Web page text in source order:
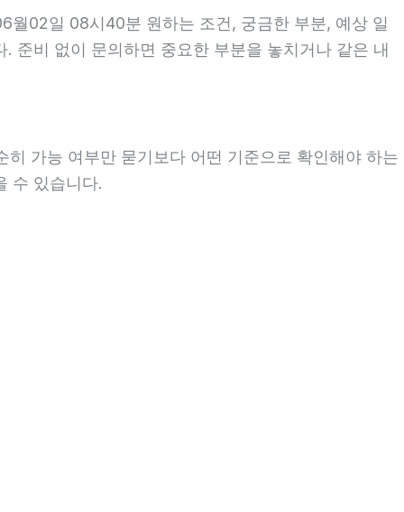
월02일 08시40분 원하는 조건, 궁금한 부분, 예상 일
준비 없이 문의하면 중요한 부분을 놓치거나 같은 내
가능 여부만 묻기보다 어떤 기준으로 확인해야 하는
수 있습니다.